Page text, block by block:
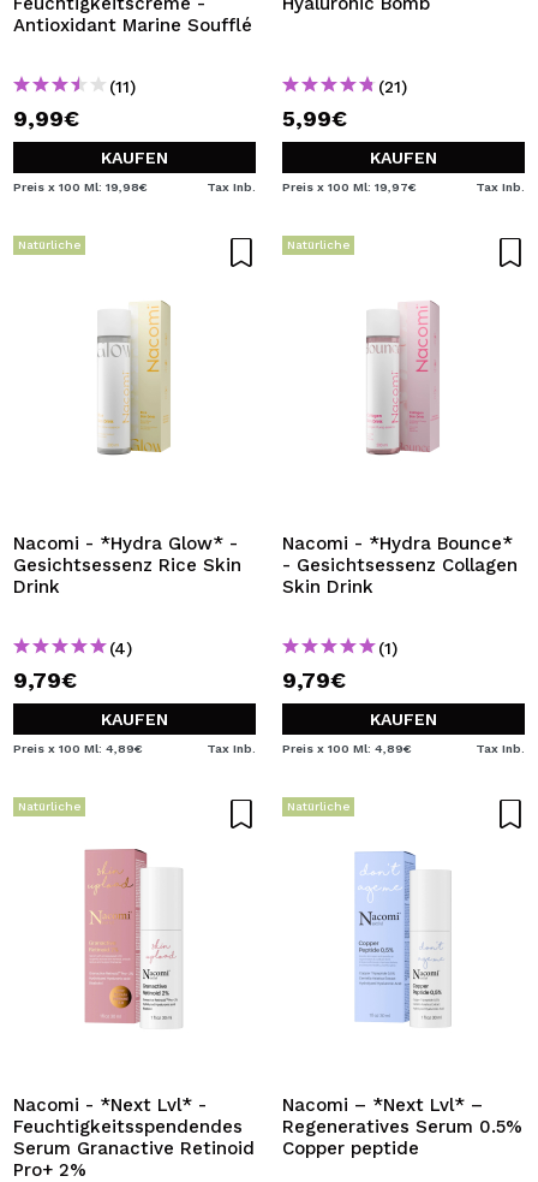
Antioxidant Marine Soufflé
(11)
9,99€
KAUFEN
Preis x 100 Ml: 19,98€ Tax Inb.
(21)
5,99€
KAUFEN
Preis x 100 Ml: 19,97€ Tax Inb.
Natürliche
Nacomi - *Hydra Glow* -
Gesichtsessenz Rice Skin
Drink
(4)
9,79€
KAUFEN
Preis x 100 Ml: 4,89€ Tax Inb.
Natürliche
Nacomi - *Hydra Bounce*
- Gesichtsessenz Collagen
Skin Drink
(1)
9,79€
KAUFEN
Preis x 100 Ml: 4,89€ Tax Inb.
Natürliche
Nacomi - *Next Lvl* -
Feuchtigkeitsspendendes
Serum Granactive Retinoid
Pro+ 2%
Natürliche
Nacomi – *Next Lvl* –
Regeneratives Serum 0.5%
Copper peptide